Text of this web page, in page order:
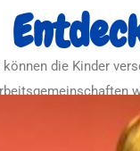
die Kinder